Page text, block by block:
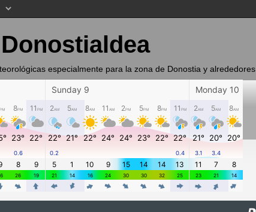
especialmente para la zona de Donostia y alrededores